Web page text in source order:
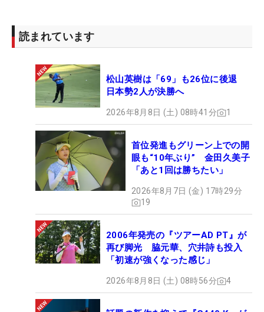
“たまたま”と言ってしまえばそれまでだが、日本女
子オープンはここ8年で実に7勝が黄金世代のもと
に。そのうち唯一別の世代が勝った18年（優勝は
ユ・ソヨン）も、畑岡が2位とこの世代が強さを発
揮しているのも事実だ。選手権のルーキー旋風も、
さらに大きな渦に？ そんな視点で今年の女子プロゴ
ルファーNo.1決定戦を見るのもおもしろいかもしれ
ない。
読まれています
松山英樹は「69」も26位に後退
日本勢2人が決勝へ
2026年8月8日 (土) 08時41分 1
首位発進もグリーン上での開
眼も“10年ぶり” 金田久美子
「あと1回は勝ちたい」
2026年8月7日 (金) 17時29分
19
2006年発売の『ツアーAD PT』が
再び脚光 脇元華、穴井詩も投入
「初速が強くなった感じ」
2026年8月8日 (土) 08時56分 4